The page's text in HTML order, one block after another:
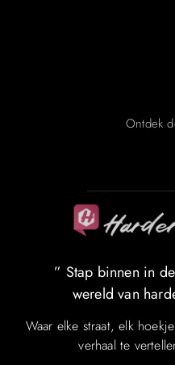
Ontdek
” Stap binnen in
wereld van
Waar elke straat, elk
verhaal te